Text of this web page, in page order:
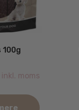
100g
inkl. moms